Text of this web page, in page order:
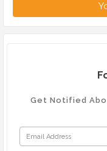
Get Notified